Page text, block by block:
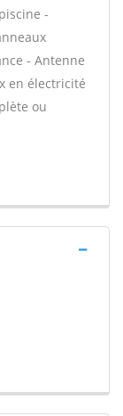
-
- Antenne
en électricité
ou